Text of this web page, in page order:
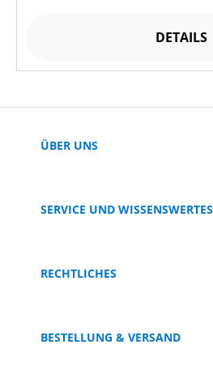
DETAILS
ÜBER UNS
SERVICE UND WISSENSWERTES
RECHTLICHES
BESTELLUNG & VERSAND